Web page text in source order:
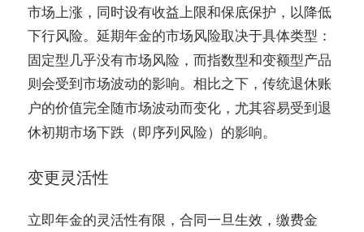
市场上涨，同时设有收益上限和保底保护，以降低
下行风险。 延期年金的市场风险取决于具体类型：
固定型几乎没有市场风险，而指数型和变额型产品
则会受到市场波动的影响。相比之下， 传统退休账
户的价值完全随市场波动而变化，尤其容易受到退
休初期市场下跌（即序列风险）的影响。
变更灵活性
立即年金的灵活性有限，合同一旦生效，缴费金